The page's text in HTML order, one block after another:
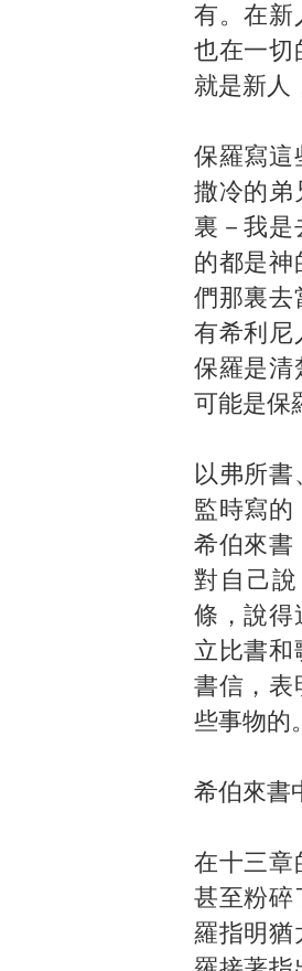
有。在新
也在一切
就是新人
保羅寫這
撒冷的弟
裏－我是
的都是神
們那裏去
有希利尼
保羅是清
可能是保
以弗所
監時寫的
希伯來書
對自己
條，說得
立比書和
書信，表
些事物的
希伯來書
在十三章
甚至粉碎
羅指明猶